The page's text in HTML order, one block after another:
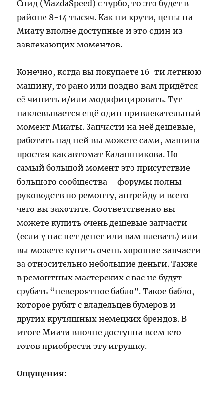
Спид (MazdaSpeed) с турбо, то это будет в
районе 8-14 тысяч. Как ни крути, цены на
Миату вполне доступные и это один из
завлекающих моментов.
Конечно, когда вы покупаете 16-ти летнюю
машину, то рано или поздно вам придётся
её чинить и/или модифицировать. Тут
наклевывается ещё один привлекательный
момент Миаты. Запчасти на неё дешевые,
работать над ней вы можете сами, машина
простая как автомат Калашникова. Но
самый большой момент это присутствие
большого сообщества – форумы полны
руководств по ремонту, апгрейду и всего
чего вы захотите. Соответственно вы
можете купить очень дешевые запчасти
(если у нас нет денег или вам плевать) или
вы можете купить очень хорошие запчасти
за относительно небольшие деньги. Также
в ремонтных мастерских с вас не будут
срубать “невероятное бабло”. Такое бабло,
которое рубят с владельцев бумеров и
других крутяшных немецких брендов. В
итоге Миата вполне доступна всем кто
готов приобрести эту игрушку.
Ощущения: